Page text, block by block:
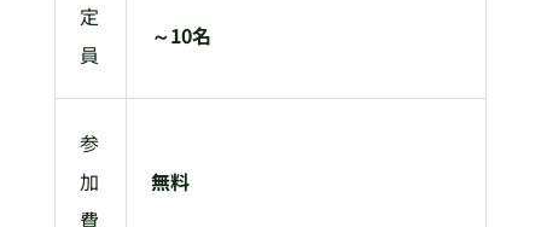
定
員
～10名
参
加
費
無料